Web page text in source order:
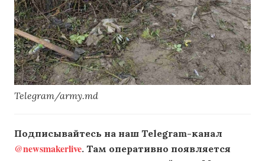
Telegram/army.md
Подписывайтесь на наш Telegram-канал
@newsmakerlive. Там оперативно появляется